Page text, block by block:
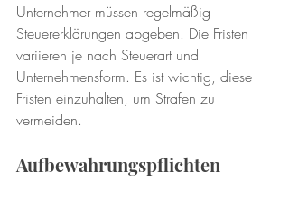
Unternehmer müssen regelmäßig
Steuererklärungen abgeben. Die Fristen
variieren je nach Steuerart und
Unternehmensform. Es ist wichtig, diese
Fristen einzuhalten, um Strafen zu
vermeiden.
Aufbewahrungspflichten